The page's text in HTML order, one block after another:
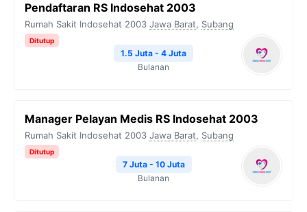
Pendaftaran RS Indosehat 2003
Rumah Sakit Indosehat 2003 Jawa Barat, Subang
Ditutup
1.5 Juta - 4 Juta
Bulanan
Manager Pelayan Medis RS Indosehat 2003
Rumah Sakit Indosehat 2003 Jawa Barat, Subang
Ditutup
7 Juta - 10 Juta
Bulanan